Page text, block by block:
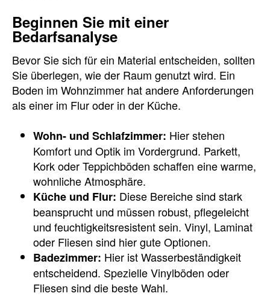
Beginnen Sie mit einer
Bedarfsanalyse
Bevor Sie sich für ein Material entscheiden, sollten
Sie überlegen, wie der Raum genutzt wird. Ein
Boden im Wohnzimmer hat andere Anforderungen
als einer im Flur oder in der Küche.
Wohn- und Schlafzimmer: Hier stehen
Komfort und Optik im Vordergrund. Parkett,
Kork oder Teppichböden schaffen eine warme,
wohnliche Atmosphäre.
Küche und Flur: Diese Bereiche sind stark
beansprucht und müssen robust, pflegeleicht
und feuchtigkeitsresistent sein. Vinyl, Laminat
oder Fliesen sind hier gute Optionen.
Badezimmer: Hier ist Wasserbeständigkeit
entscheidend. Spezielle Vinylböden oder
Fliesen sind die beste Wahl.